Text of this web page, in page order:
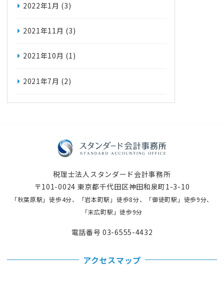
2022年1月 (3)
2021年11月 (3)
2021年10月 (1)
2021年7月 (2)
税理士法人スタンダード会計事務所
〒101-0024 東京都千代田区神田和泉町1-3-10
「秋葉原駅」徒歩4分、「岩本町駅」徒歩8分、「御徒町駅」徒歩9分、
「末広町駅」徒歩9分
電話番号 03-6555-4432
アクセスマップ